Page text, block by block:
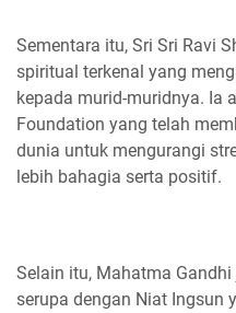
Sementara itu, Sri Sri Ravi
spiritual terkenal yang
kepada murid-muridnya. Ia
Foundation yang telah
dunia untuk mengurangi
lebih bahagia serta positif.
Selain itu, Mahatma
serupa dengan Niat Ingsun